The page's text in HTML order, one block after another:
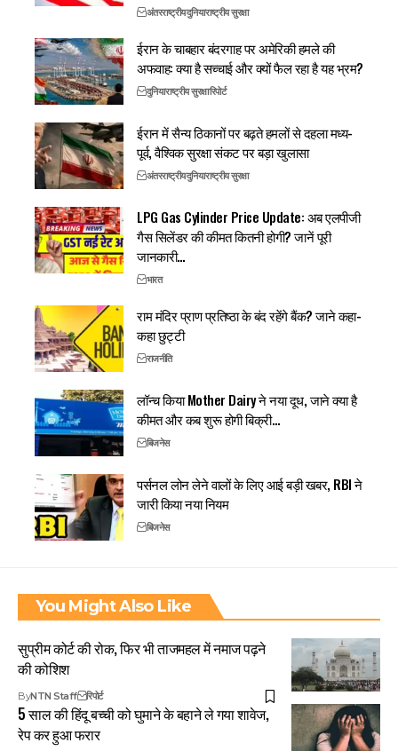
अंतरराष्ट्रीयदुनियाराष्ट्रीय सुरक्षा
ईरान के चाबहार बंदरगाह पर अमेरिकी हमले की
अफवाह: क्या है सच्चाई और क्यों फैल रहा है यह भ्रम?
दुनियाराष्ट्रीय सुरक्षारिपोर्ट
ईरान में सैन्य ठिकानों पर बढ़ते हमलों से दहला मध्य-
पूर्व, वैश्विक सुरक्षा संकट पर बड़ा खुलासा
अंतरराष्ट्रीयदुनियाराष्ट्रीय सुरक्षा
LPG Gas Cylinder Price Update: अब एलपीजी
गैस सिलेंडर की कीमत कितनी होगी? जानें पूरी
जानकारी…
भारत
राम मंदिर प्राण प्रतिष्ठा के बंद रहेंगे बैंक? जाने कहा-
कहा छुट्टी
राजनीति
लॉन्च किया Mother Dairy ने नया दूध, जाने क्या है
कीमत और कब शुरू होगी बिक्री…
बिजनेस
पर्सनल लोन लेने वालों के लिए आई बड़ी खबर, RBI ने
जारी किया नया नियम
बिजनेस
You Might Also Like
सुप्रीम कोर्ट की रोक, फिर भी ताजमहल में नमाज पढ़ने
की कोशिश
ByNTN Staff रिपोर्ट
5 साल की हिंदू बच्ची को घुमाने के बहाने ले गया शावेज,
रेप कर हुआ फरार